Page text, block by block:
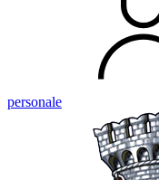
personale